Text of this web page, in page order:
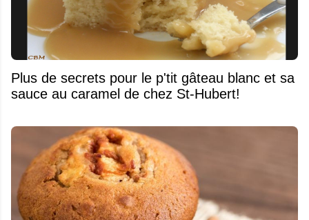
Plus de secrets pour le p'tit gâteau blanc et sa
sauce au caramel de chez St-Hubert!